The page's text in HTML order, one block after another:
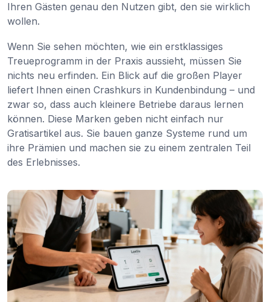
Ihren Gästen genau den Nutzen gibt, den sie wirklich
wollen.
Wenn Sie sehen möchten, wie ein erstklassiges
Treueprogramm in der Praxis aussieht, müssen Sie
nichts neu erfinden. Ein Blick auf die großen Player
liefert Ihnen einen Crashkurs in Kundenbindung – und
zwar so, dass auch kleinere Betriebe daraus lernen
können. Diese Marken geben nicht einfach nur
Gratisartikel aus. Sie bauen ganze Systeme rund um
ihre Prämien und machen sie zu einem zentralen Teil
des Erlebnisses.